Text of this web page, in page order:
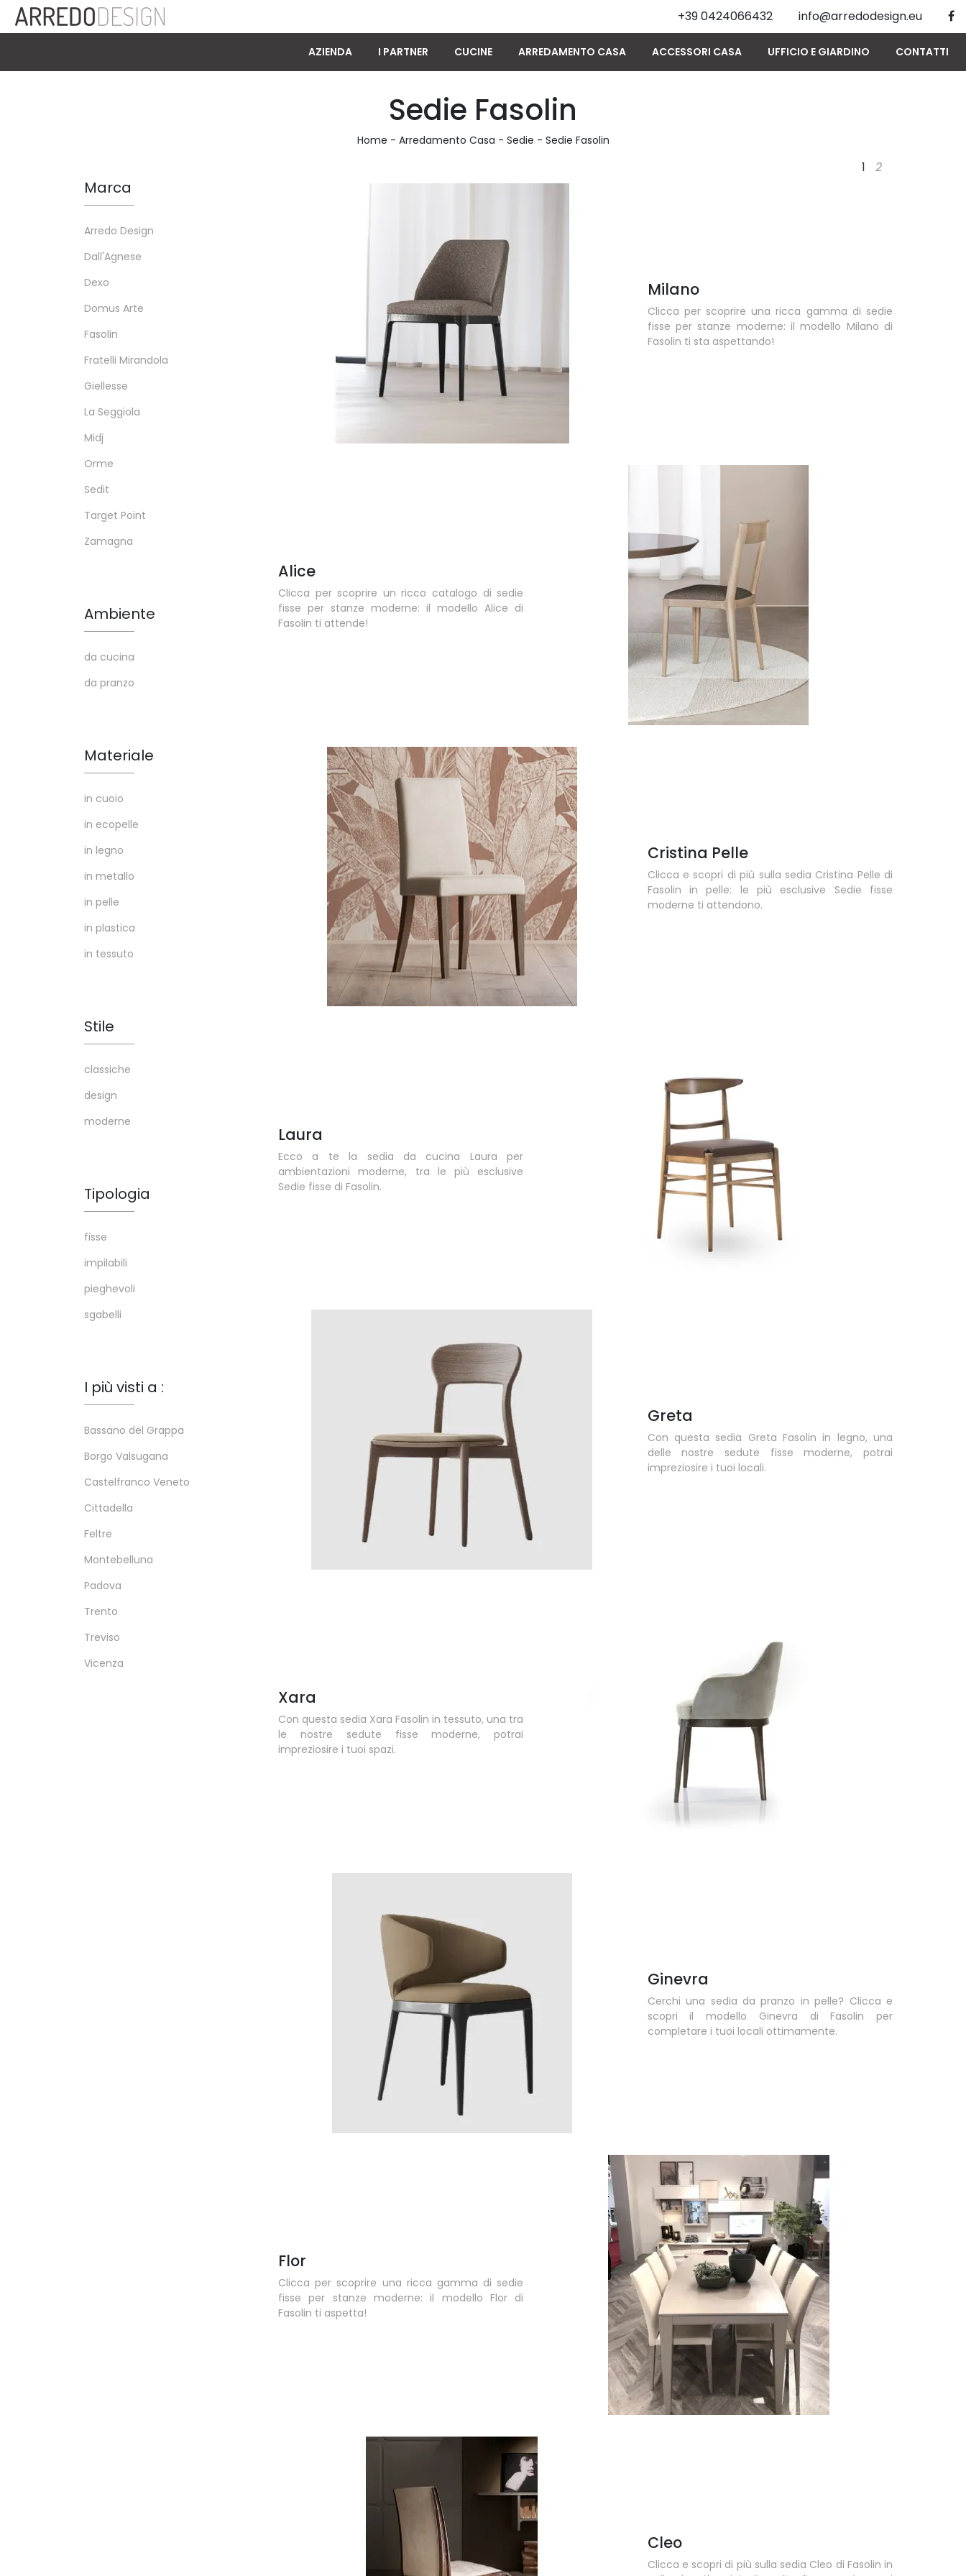
+39 0424066432 info@arredodesign.eu
AZIENDA I PARTNER CUCINE ARREDAMENTO CASA ACCESSORI CASA UFFICIO E GIARDINO CONTATTI
Sedie Fasolin
Home - Arredamento Casa - Sedie - Sedie Fasolin
1 2
Milano
Clicca per scoprire una ricca gamma di sedie
fisse per stanze moderne: il modello Milano di
Fasolin ti sta aspettando!
Alice
Clicca per scoprire un ricco catalogo di sedie
fisse per stanze moderne: il modello Alice di
Fasolin ti attende!
Cristina Pelle
Clicca e scopri di più sulla sedia Cristina Pelle di
Fasolin in pelle: le più esclusive Sedie fisse
moderne ti attendono.
Laura
Ecco a te la sedia da cucina Laura per
ambientazioni moderne, tra le più esclusive
Sedie fisse di Fasolin.
Greta
Con questa sedia Greta Fasolin in legno, una
delle nostre sedute fisse moderne, potrai
impreziosire i tuoi locali.
Xara
Con questa sedia Xara Fasolin in tessuto, una tra
le nostre sedute fisse moderne, potrai
impreziosire i tuoi spazi.
Ginevra
Cerchi una sedia da pranzo in pelle? Clicca e
scopri il modello Ginevra di Fasolin per
completare i tuoi locali ottimamente.
Flor
Clicca per scoprire una ricca gamma di sedie
fisse per stanze moderne: il modello Flor di
Fasolin ti aspetta!
Cleo
Clicca e scopri di più sulla sedia Cleo di Fasolin in
Marca
Arredo Design
Dall'Agnese
Dexo
Domus Arte
Fasolin
Fratelli Mirandola
Giellesse
La Seggiola
Midj
Orme
Sedit
Target Point
Zamagna
Ambiente
da cucina
da pranzo
Materiale
in cuoio
in ecopelle
in legno
in metallo
in pelle
in plastica
in tessuto
Stile
classiche
design
moderne
Tipologia
fisse
impilabili
pieghevoli
sgabelli
I più visti a :
Bassano del Grappa
Borgo Valsugana
Castelfranco Veneto
Cittadella
Feltre
Montebelluna
Padova
Trento
Treviso
Vicenza